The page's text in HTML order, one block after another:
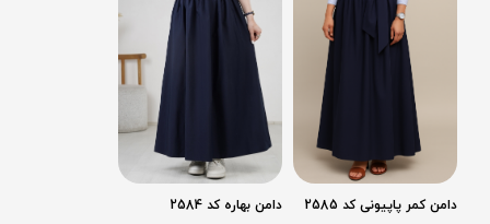
دامن کمر پاپیونی کد 2585 دامن بهاره کد 2584